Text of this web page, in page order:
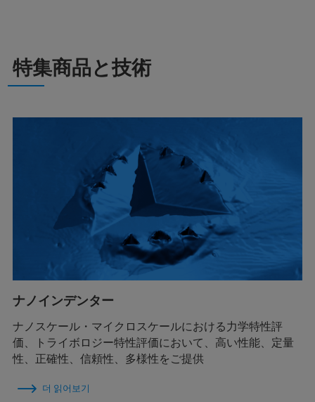
特集商品と技術
ナノインデンター
ナノスケール・マイクロスケールにおける力学特性評
価、トライボロジー特性評価において、高い性能、定量
性、正確性、信頼性、多様性をご提供
더 읽어보기